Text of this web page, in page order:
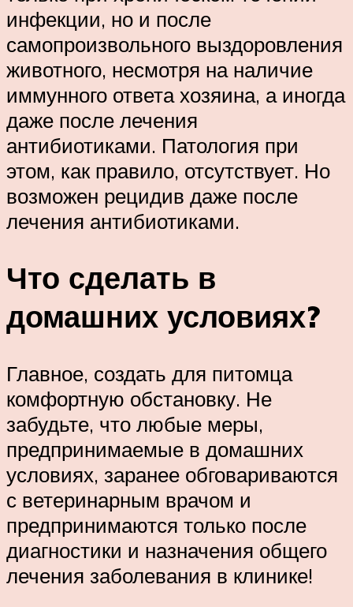
инфекции, но и после
самопроизвольного выздоровления
животного, несмотря на наличие
иммунного ответа хозяина, а иногда
даже после лечения
антибиотиками. Патология при
этом, как правило, отсутствует. Но
возможен рецидив даже после
лечения антибиотиками.
Что сделать в
домашних условиях?
Главное, создать для питомца
комфортную обстановку. Не
забудьте, что любые меры,
предпринимаемые в домашних
условиях, заранее обговариваются
с ветеринарным врачом и
предпринимаются только после
диагностики и назначения общего
лечения заболевания в клинике!